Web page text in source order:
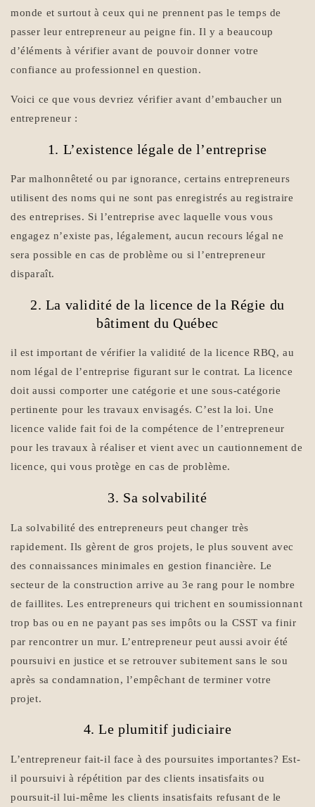
monde et surtout à ceux qui ne prennent pas le temps de
passer leur entrepreneur au peigne fin. Il y a beaucoup
d’éléments à vérifier avant de pouvoir donner votre
confiance au professionnel en question.
Voici ce que vous devriez vérifier avant d’embaucher un
entrepreneur :
1. L’existence légale de l’entreprise
Par malhonnêteté ou par ignorance, certains entrepreneurs
utilisent des noms qui ne sont pas enregistrés au registraire
des entreprises. Si l’entreprise avec laquelle vous vous
engagez n’existe pas, légalement, aucun recours légal ne
sera possible en cas de problème ou si l’entrepreneur
disparaît.
2. La validité de la licence de la Régie du
bâtiment du Québec
il est important de vérifier la validité de la licence RBQ, au
nom légal de l’entreprise figurant sur le contrat. La licence
doit aussi comporter une catégorie et une sous-catégorie
pertinente pour les travaux envisagés. C’est la loi. Une
licence valide fait foi de la compétence de l’entrepreneur
pour les travaux à réaliser et vient avec un cautionnement de
licence, qui vous protège en cas de problème.
3. Sa solvabilité
La solvabilité des entrepreneurs peut changer très
rapidement. Ils gèrent de gros projets, le plus souvent avec
des connaissances minimales en gestion financière. Le
secteur de la construction arrive au 3e rang pour le nombre
de faillites. Les entrepreneurs qui trichent en soumissionnant
trop bas ou en ne payant pas ses impôts ou la CSST va finir
par rencontrer un mur. L’entrepreneur peut aussi avoir été
poursuivi en justice et se retrouver subitement sans le sou
après sa condamnation, l’empêchant de terminer votre
projet.
4. Le plumitif judiciaire
L’entrepreneur fait-il face à des poursuites importantes? Est-
il poursuivi à répétition par des clients insatisfaits ou
poursuit-il lui-même les clients insatisfaits refusant de le